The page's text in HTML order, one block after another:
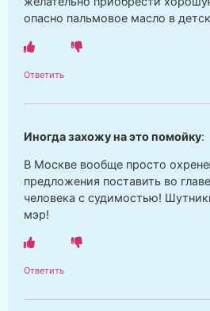
опасно пальмовое масло в
Ответить
Иногда захожу на это помойку:
В Москве вообще просто
предложения поставить во
человека с судимостью!
мэр!
Ответить